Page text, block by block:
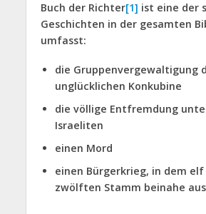
Buch der Richter[1] ist eine der
Geschichten in der gesamten
umfasst:
die Gruppenvergewaltigung
unglücklichen Konkubine
die völlige Entfremdung
Israeliten
einen Mord
einen Bürgerkrieg, in dem
zwölften Stamm beinahe